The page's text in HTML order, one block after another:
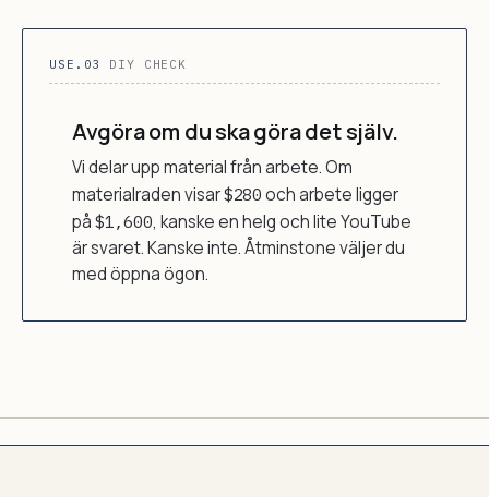
USE.03 DIY CHECK
Avgöra om du ska göra det själv.
Vi delar upp material från arbete. Om
materialraden visar$280 och arbete ligger
på $1,600, kanske en helg och lite YouTube
är svaret. Kanske inte. Åtminstone väljer du
med öppna ögon.